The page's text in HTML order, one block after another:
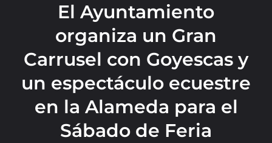
El Ayuntamiento
organiza un Gran
Carrusel con Goyescas y
un espectáculo ecuestre
en la Alameda para el
Sábado de Feria